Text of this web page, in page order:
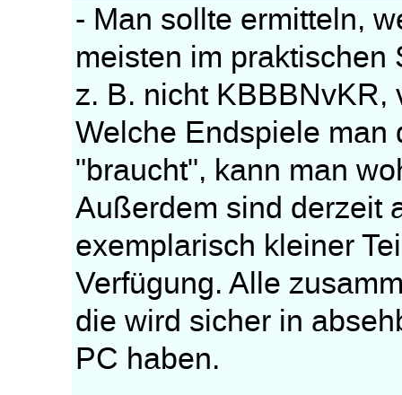
- Man sollte ermitteln,
meisten im praktischen
z. B. nicht KBBBNvKR,
Welche Endspiele man
"braucht", kann man
Außerdem sind derzeit
exemplarisch kleiner
Verfügung. Alle
die wird sicher in
PC haben.